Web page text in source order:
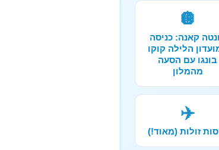
🪩
קאנה: כניסה
הלילה קוקו
בונגו עם הסעה
מהמלון
✈️
זולות (מאוד!)